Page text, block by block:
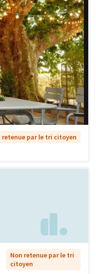
retenue par le tri citoyen
Non retenue par le tri
citoyen